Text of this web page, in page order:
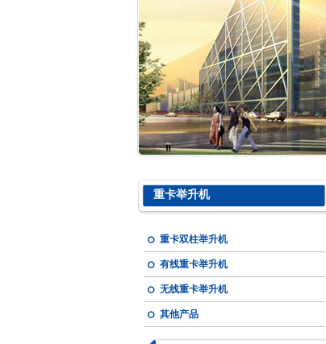
重卡举升机
重卡双柱举升机
有线重卡举升机
无线重卡举升机
其他产品